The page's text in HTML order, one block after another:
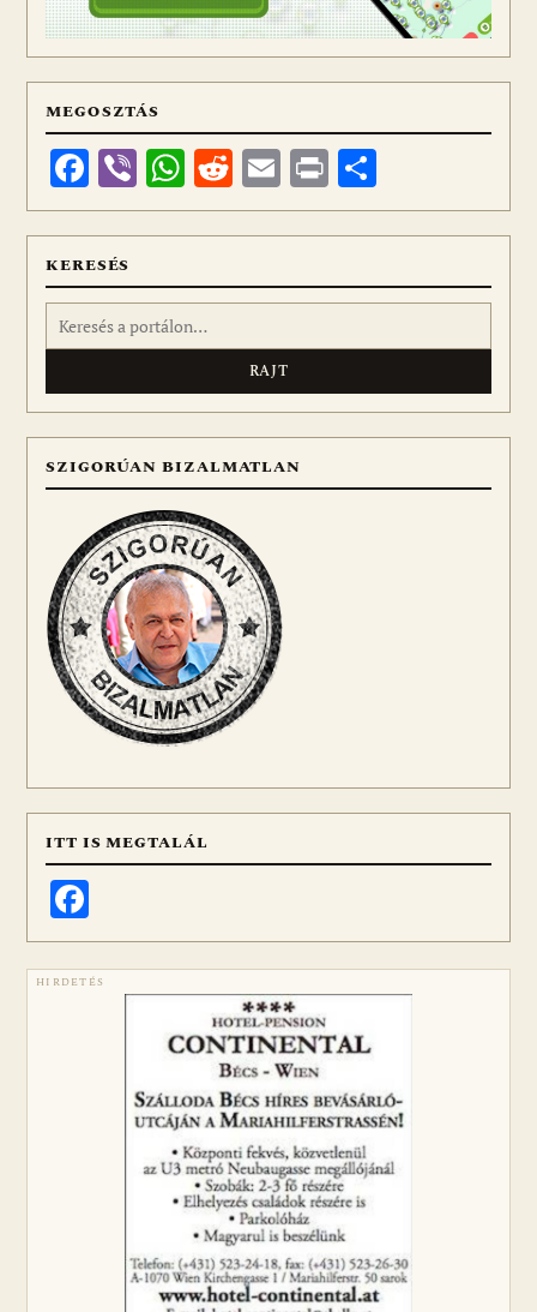
MEGOSZTÁS
Facebook
ViberWhatsApp
Reddit
Email
Print
meg
KERESÉS
Keresés:
SZIGORÚAN BIZALMATLAN
ITT IS MEGTALÁL
HIRDETÉS